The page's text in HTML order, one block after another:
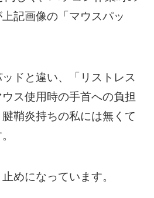
記画像の「マウスパッ
ドと違い、「リストレス
ス使用時の手首への負担
鞘炎持ちの私には無くて
めになっています。